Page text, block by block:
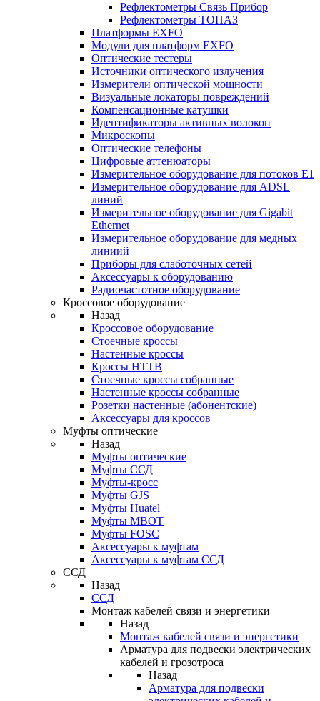
Рефлектометры Связь Прибор
Рефлектометры ТОПАЗ
Платформы EXFO
Модули для платформ EXFO
Оптические тестеры
Источники оптического излучения
Измерители оптической мощности
Визуальные локаторы повреждений
Компенсационные катушки
Идентификаторы активных волокон
Микроскопы
Оптические телефоны
Цифровые аттенюаторы
Измерительное оборудование для потоков Е1
Измерительное оборудование для ADSL
линий
Измерительное оборудование для Gigabit
Ethernet
Измерительное оборудование для медных
линиий
Приборы для слаботочных сетей
Аксессуары к оборудованию
Радиочастотное оборудование
Кроссовое оборудование
Назад
Кроссовое оборудование
Стоечные кроссы
Настенные кроссы
Кроссы HTTB
Стоечные кроссы собранные
Настенные кроссы собранные
Розетки настенные (абонентские)
Аксессуары для кроссов
Муфты оптические
Назад
Муфты оптические
Муфты ССД
Муфты-кросс
Муфты GJS
Муфты Huatel
Муфты МВОТ
Муфты FOSC
Аксессуары к муфтам
Аксессуары к муфтам ССД
ССД
Назад
ССД
Монтаж кабелей связи и энергетики
Назад
Монтаж кабелей связи и энергетики
Арматура для подвески электрических
кабелей и грозотроса
Назад
Арматура для подвески